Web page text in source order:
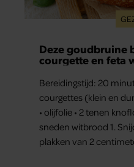
Deze goudbruine
courgette en feta
Bereidingstijd: 20
courgettes (klein en
• olijfolie • 2 tenen
sneden witbrood 1.
plakken van 2